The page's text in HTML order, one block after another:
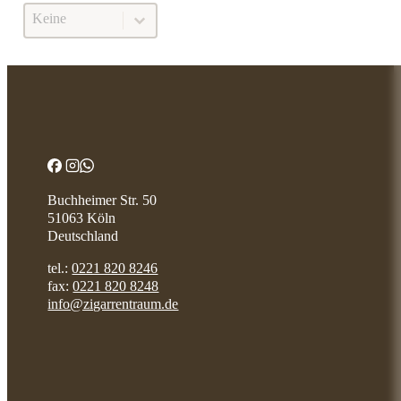
BOXPRESSED
Boxpressed
Buchheimer Str. 50
51063 Köln
Deutschland
tel.:0221 820 8246
fax:0221 820 8248
info@zigarrentraum.de